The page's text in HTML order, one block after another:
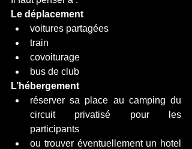
Le déplacement
voitures partagées
train
covoiturage
bus de club
L’hébergement
réserver sa place au camping du
circuit privatisé pour les
participants
ou trouver éventuellement un hotel